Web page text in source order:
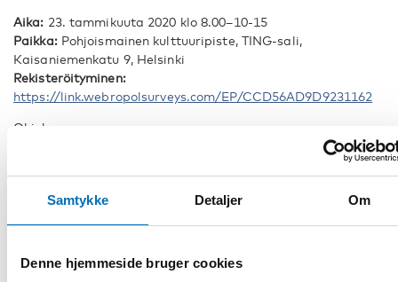
Samtykke Detaljer Om
Denne hjemmeside bruger cookies
Aika: 23. tammikuuta 2020 klo 8.00–10-15
Paikka:Pohjoismainen kulttuuripiste, TING-sali,
Kaisaniemenkatu 9, Helsinki
Rekisteröityminen:
https://link.webropolsurveys.com/EP/CCD56AD9D9231162
Ohjelma
Moderaattori Jeanette Björkqvist, freelancetoimittaja
Suomessa